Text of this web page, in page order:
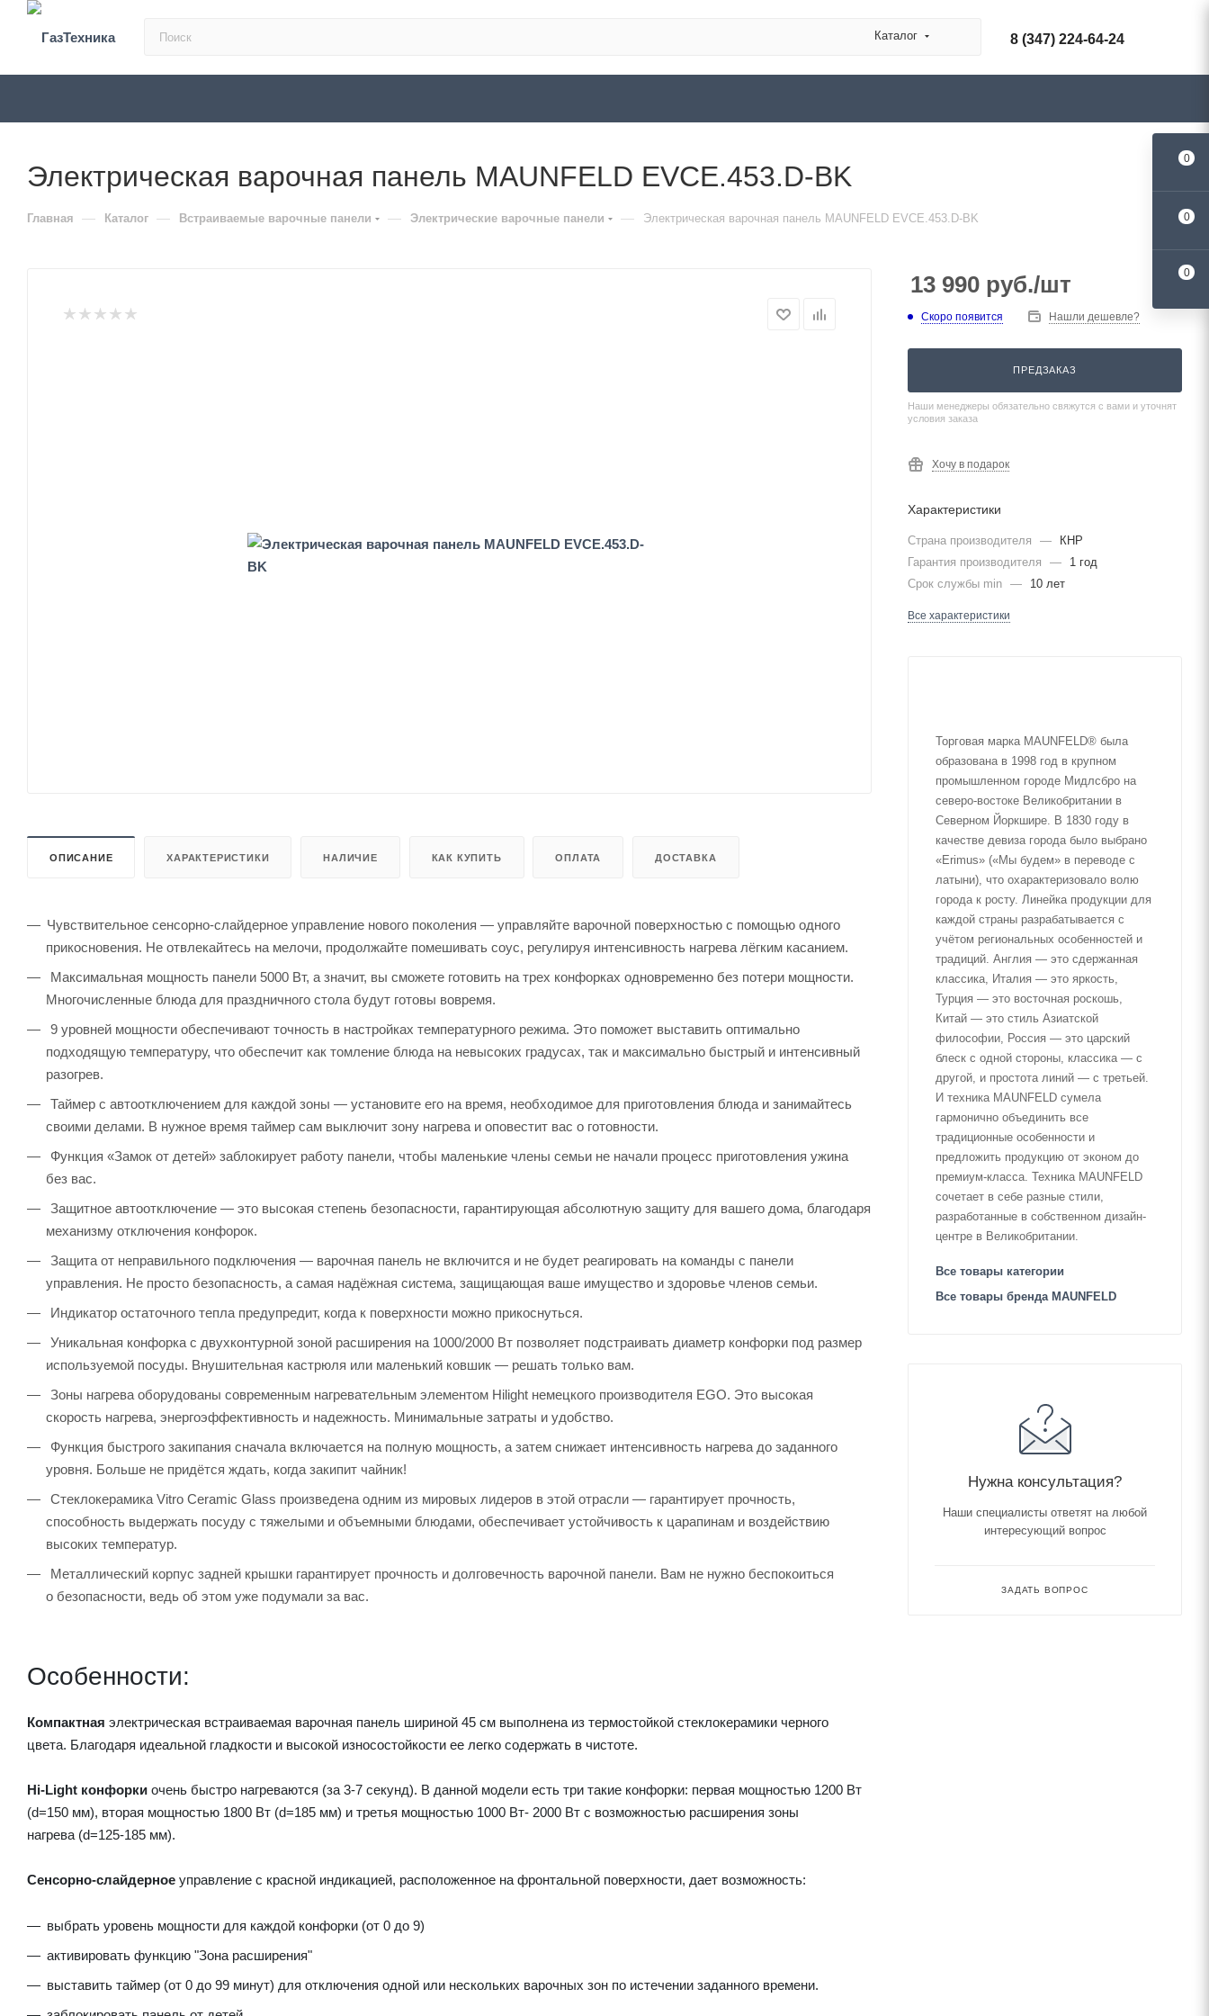
Каталог 8 (347) 224-64-24
Электрическая варочная панель MAUNFELD EVCE.453.D-BK
Главная — Каталог — Встраиваемые варочные панели — Электрические варочные панели — Электрическая варочная панель MAUNFELD EVCE.453.D-BK
ОПИСАНИЕ ХАРАКТЕРИСТИКИ НАЛИЧИЕ КАК КУПИТЬ ОПЛАТА ДОСТАВКА
Чувствительное сенсорно-слайдерное управление нового поколения — управляйте варочной поверхностью с помощью одного
прикосновения. Не отвлекайтесь на мелочи, продолжайте помешивать соус, регулируя интенсивность нагрева лёгким касанием.
Максимальная мощность панели 5000 Вт, а значит, вы сможете готовить на трех конфорках одновременно без потери мощности.
Многочисленные блюда для праздничного стола будут готовы вовремя.
9 уровней мощности обеспечивают точность в настройках температурного режима. Это поможет выставить оптимально
подходящую температуру, что обеспечит как томление блюда на невысоких градусах, так и максимально быстрый и интенсивный
разогрев.
Таймер с автоотключением для каждой зоны — установите его на время, необходимое для приготовления блюда и занимайтесь
своими делами. В нужное время таймер сам выключит зону нагрева и оповестит вас о готовности.
Функция «Замок от детей» заблокирует работу панели, чтобы маленькие члены семьи не начали процесс приготовления ужина
без вас.
Защитное автоотключение — это высокая степень безопасности, гарантирующая абсолютную защиту для вашего дома, благодаря
механизму отключения конфорок.
Защита от неправильного подключения — варочная панель не включится и не будет реагировать на команды с панели
управления. Не просто безопасность, а самая надёжная система, защищающая ваше имущество и здоровье членов семьи.
Индикатор остаточного тепла предупредит, когда к поверхности можно прикоснуться.
Уникальная конфорка с двухконтурной зоной расширения на 1000/2000 Вт позволяет подстраивать диаметр конфорки под размер
используемой посуды. Внушительная кастрюля или маленький ковшик — решать только вам.
Зоны нагрева оборудованы современным нагревательным элементом Hilight немецкого производителя EGO. Это высокая
скорость нагрева, энергоэффективность и надежность. Минимальные затраты и удобство.
Функция быстрого закипания сначала включается на полную мощность, а затем снижает интенсивность нагрева до заданного
уровня. Больше не придётся ждать, когда закипит чайник!
Стеклокерамика Vitro Ceramic Glass произведена одним из мировых лидеров в этой отрасли — гарантирует прочность,
способность выдержать посуду с тяжелыми и объемными блюдами, обеспечивает устойчивость к царапинам и воздействию
высоких температур.
Металлический корпус задней крышки гарантирует прочность и долговечность варочной панели. Вам не нужно беспокоиться
о безопасности, ведь об этом уже подумали за вас.
Особенности:
Компактная электрическая встраиваемая варочная панель шириной 45 см выполнена из термостойкой стеклокерамики черного
цвета. Благодаря идеальной гладкости и высокой износостойкости ее легко содержать в чистоте.
Hi-Light конфорки очень быстро нагреваются (за 3-7 секунд). В данной модели есть три такие конфорки: первая мощностью 1200 Вт
(d=150 мм), вторая мощностью 1800 Вт (d=185 мм) и третья мощностью 1000 Вт- 2000 Вт с возможностью расширения зоны
нагрева (d=125-185 мм).
Сенсорно-слайдерное управление с красной индикацией, расположенное на фронтальной поверхности, дает возможность:
выбрать уровень мощности для каждой конфорки (от 0 до 9)
активировать функцию "Зона расширения"
выставить таймер (от 0 до 99 минут) для отключения одной или нескольких варочных зон по истечении заданного времени.
13 990 руб./шт
Скоро появится Нашли дешевле?
ПРЕДЗАКАЗ
Наши менеджеры обязательно свяжутся с вами и уточнят
условия заказа
Хочу в подарок
Характеристики
Страна производителя —
КНР
Гарантия производителя
—
1 год
Срок службы min — 10 лет
Все характеристики
Торговая марка MAUNFELD® была
образована в 1998 год в крупном
промышленном городе Мидлсбро на
северо-востоке Великобритании в
Северном Йоркшире. В 1830 году в
качестве девиза города было выбрано
«Erimus» («Мы будем» в переводе с
латыни), что охарактеризовало волю
города к росту. Линейка продукции для
каждой страны разрабатывается с
учётом региональных особенностей и
традиций. Англия — это сдержанная
классика, Италия — это яркость,
Турция — это восточная роскошь,
Китай — это стиль Азиатской
философии, Россия — это царский
блеск с одной стороны, классика — с
другой, и простота линий — с третьей.
И техника MAUNFELD сумела
гармонично объединить все
традиционные особенности и
предложить продукцию от эконом до
премиум-класса. Техника MAUNFELD
сочетает в себе разные стили,
разработанные в собственном дизайн-
центре в Великобритании.
Все товары категории
Все товары бренда MAUNFELD
Нужна консультация?
Наши специалисты ответят на любой
интересующий вопрос
ЗАДАТЬ ВОПРОС
0
0
0